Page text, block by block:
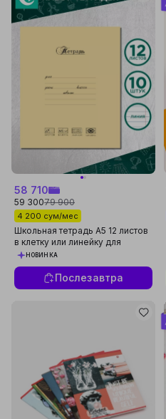
58 710
59 30079 900
4 200 сум/мес
Школьная тетрадь А5 12 листов
в клетку или линейку для
учебы, школы
НОВИНКА
Послезавтра